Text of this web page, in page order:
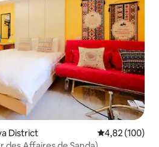
District Évaluation
4,82 (100)